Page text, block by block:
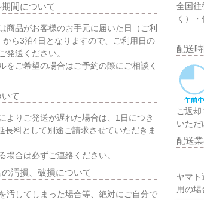
間について
商品がお客様のお手元に届いた日（ご利
から3泊4日となりますので、ご利用日の
発送ください。
をご希望の場合はご予約の際にご相談く
て
よりご発送が遅れた場合は、1日につき
長料として別途ご請求させていただきま
場合は必ずご連絡ください。
汚損、破損について
汚してしまった場合等、絶対にご自分で
全国往
く）
配送
ご返
いただ
配送
ヤマト
用の場